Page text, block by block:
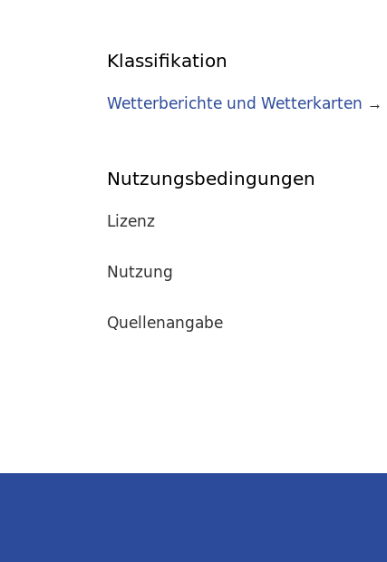
Klassifikation
Wetterberichte und Wetterkarten →
Nutzungsbedingungen
Lizenz
Nutzung
Quellenangabe